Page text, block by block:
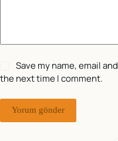
Save my name, email
the next time I comment.
Yorum gönder